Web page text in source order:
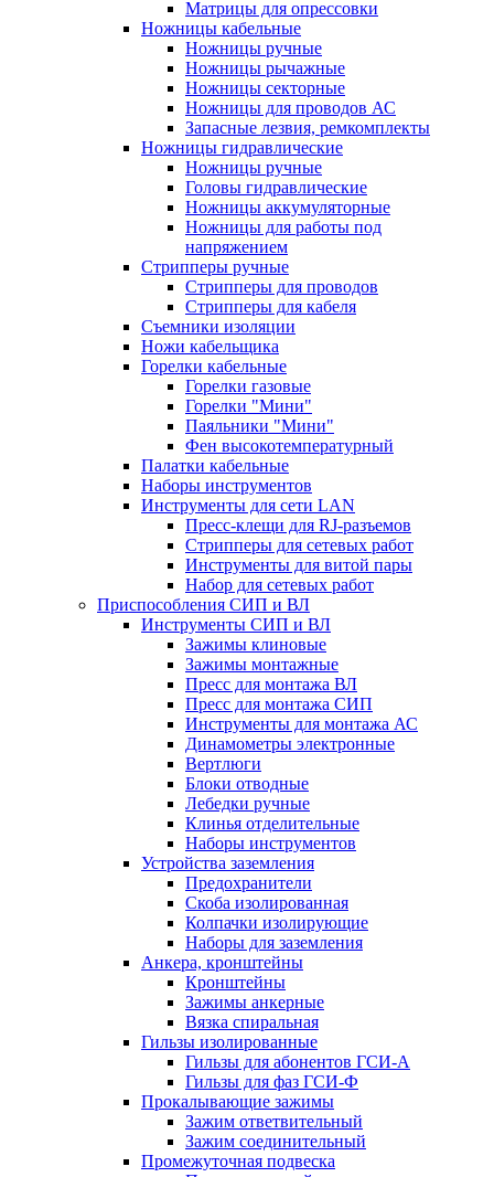
Матрицы для опрессовки
Ножницы кабельные
Ножницы ручные
Ножницы рычажные
Ножницы секторные
Ножницы для проводов АС
Запасные лезвия, ремкомплекты
Ножницы гидравлические
Ножницы ручные
Головы гидравлические
Ножницы аккумуляторные
Ножницы для работы под
напряжением
Стрипперы ручные
Стрипперы для проводов
Стрипперы для кабеля
Съемники изоляции
Ножи кабельщика
Горелки кабельные
Горелки газовые
Горелки "Мини"
Паяльники "Мини"
Фен высокотемпературный
Палатки кабельные
Наборы инструментов
Инструменты для сети LAN
Пресс-клещи для RJ-разъемов
Стрипперы для сетевых работ
Инструменты для витой пары
Набор для сетевых работ
Приспособления СИП и ВЛ
Инструменты СИП и ВЛ
Зажимы клиновые
Зажимы монтажные
Пресс для монтажа ВЛ
Пресс для монтажа СИП
Инструменты для монтажа АС
Динамометры электронные
Вертлюги
Блоки отводные
Лебедки ручные
Клинья отделительные
Наборы инструментов
Устройства заземления
Предохранители
Скоба изолированная
Колпачки изолирующие
Наборы для заземления
Анкера, кронштейны
Кронштейны
Зажимы анкерные
Вязка спиральная
Гильзы изолированные
Гильзы для абонентов ГСИ-А
Гильзы для фаз ГСИ-Ф
Прокалывающие зажимы
Зажим ответвительный
Зажим соединительный
Промежуточная подвеска